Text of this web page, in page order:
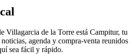
Villagarcia de la Torre está Campitur, tu
agenda y compra-venta reunidos
sea fácil y rápido.